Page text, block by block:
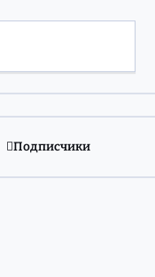
Подписчики